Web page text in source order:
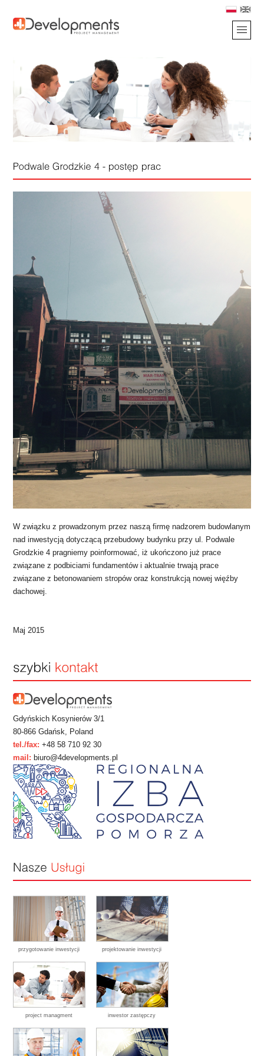
W związku z prowadzonym przez naszą firmę nadzorem budowlanym
nad inwestycją dotyczącą przebudowy budynku przy ul. Podwale
Grodzkie 4 pragniemy poinformować, iż ukończono już prace
związane z podbiciami fundamentów i aktualnie trwają prace
związane z betonowaniem stropów oraz konstrukcją nowej więźby
dachowej.
Maj 2015
Gdyńskich Kosynierów 3/1
80-866 Gdańsk, Poland
tel./fax: +48 58 710 92 30
mail: biuro@4developments.pl
przygotowanie inwestycji projektowanie inwestycji
project managment inwestor zastępczy